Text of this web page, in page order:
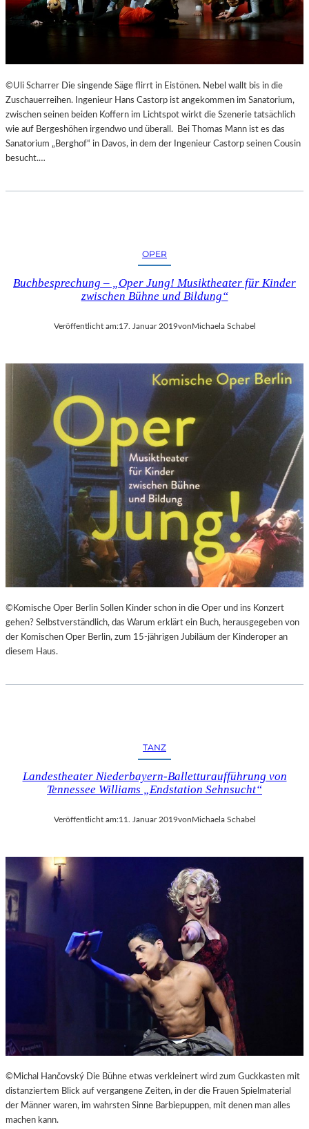
©Uli Scharrer Die singende Säge flirrt in Eistönen. Nebel wallt bis in die
Zuschauerreihen. Ingenieur Hans Castorp ist angekommen im Sanatorium,
zwischen seinen beiden Koffern im Lichtspot wirkt die Szenerie tatsächlich
wie auf Bergeshöhen irgendwo und überall. Bei Thomas Mann ist es das
Sanatorium „Berghof“ in Davos, in dem der Ingenieur Castorp seinen Cousin
besucht.…
OPER
Buchbesprechung – „Oper Jung! Musiktheater für Kinder
zwischen Bühne und Bildung“
Veröffentlicht am:17. Januar 2019vonMichaela Schabel
©Komische Oper Berlin Sollen Kinder schon in die Oper und ins Konzert
gehen? Selbstverständlich, das Warum erklärt ein Buch, herausgegeben von
der Komischen Oper Berlin, zum 15-jährigen Jubiläum der Kinderoper an
diesem Haus.
TANZ
Landestheater Niederbayern-Balletturaufführung von
Tennessee Williams „Endstation Sehnsucht“
Veröffentlicht am:11. Januar 2019vonMichaela Schabel
©Michal Hančovský Die Bühne etwas verkleinert wird zum Guckkasten mit
distanziertem Blick auf vergangene Zeiten, in der die Frauen Spielmaterial
der Männer waren, im wahrsten Sinne Barbiepuppen, mit denen man alles
machen kann.